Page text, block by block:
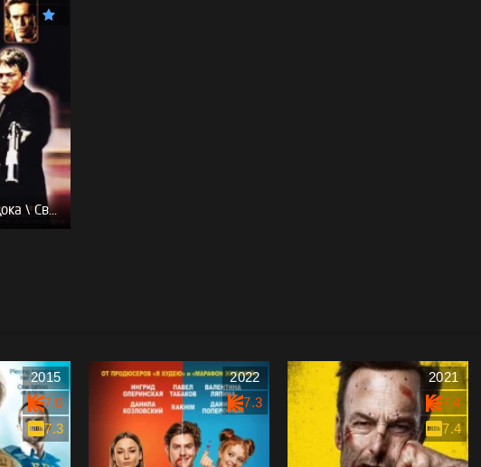
Святые из Бундока \ Святые из трущоб - (Перевод Гоблина)
2015
7.0
7.3
2022
7.3
2021
7.4
7.4